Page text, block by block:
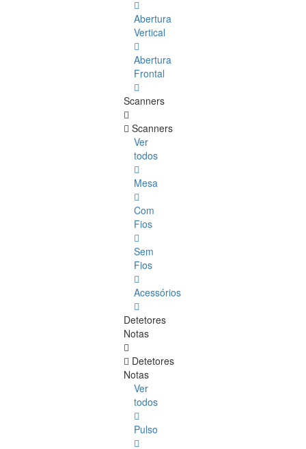
Abertura
Vertical
Abertura
Frontal
Scanners
Scanners
Ver
todos
Mesa
Com
Fios
Sem
Fios
Acessórios
Detetores
Notas
Detetores
Notas
Ver
todos
Pulso